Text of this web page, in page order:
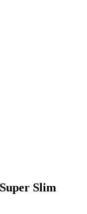
Slim